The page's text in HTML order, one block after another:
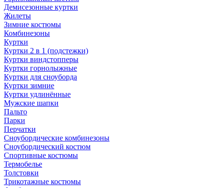
Демисезонные куртки
Жилеты
Зимние костюмы
Комбинезоны
Куртки
Куртки 2 в 1 (подстежки)
Куртки виндстопперы
Куртки горнолыжные
Куртки для сноуборда
Куртки зимние
Куртки удлинённые
Мужские шапки
Пальто
Парки
Перчатки
Сноубордические комбинезоны
Сноубордический костюм
Спортивные костюмы
Термобелье
Толстовки
Трикотажные костюмы